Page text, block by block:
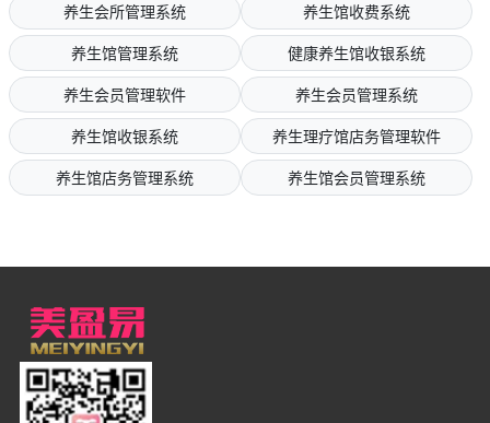
养生会所管理系统
养生馆收费系统
养生馆管理系统
健康养生馆收银系统
养生会员管理软件
养生会员管理系统
养生馆收银系统
养生理疗馆店务管理软件
养生馆店务管理系统
养生馆会员管理系统